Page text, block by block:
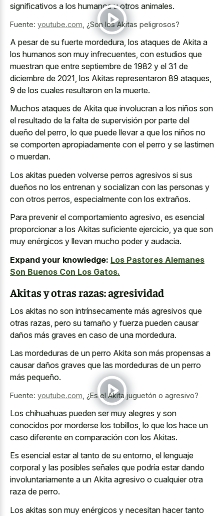
significativos a los humanos u otros animales.
Fuente: youtube.com ¿Son los Akitas peligrosos?
A pesar de su fuerte mordedura, los ataques de Akita a
los humanos son muy infrecuentes, con estudios que
muestran que entre septiembre de 1982 y el 31 de
diciembre de 2021, los Akitas representaron 89 ataques,
9 de los cuales resultaron en la muerte.
Muchos ataques de Akita que involucran a los niños son
el resultado de la falta de supervisión por parte del
dueño del perro, lo que puede llevar a que los niños no
se comporten apropiadamente con el perro y se lastimen
o muerdan.
Los akitas pueden volverse perros agresivos si sus
dueños no los entrenan y socializan con las personas y
con otros perros, especialmente con los extraños.
Para prevenir el comportamiento agresivo, es esencial
proporcionar a los Akitas suficiente ejercicio, ya que son
muy enérgicos y llevan mucho poder y audacia.
Expand your knowledge: Los Pastores Alemanes
Son Buenos Con Los Gatos.
Akitas y otras razas: agresividad
Los akitas no son intrínsecamente más agresivos que
otras razas, pero su tamaño y fuerza pueden causar
daños más graves en caso de una mordedura.
Las mordeduras de un perro Akita son más propensas a
causar daños graves que las mordeduras de un perro
más pequeño.
Fuente: youtube.com ¿Es el Akita juguetón o agresivo?
Los chihuahuas pueden ser muy alegres y son
conocidos por morderse los tobillos, lo que los hace un
caso diferente en comparación con los Akitas.
Es esencial estar al tanto de su entorno, el lenguaje
corporal y las posibles señales que podría estar dando
involuntariamente a un Akita agresivo o cualquier otra
raza de perro.
Los akitas son muy enérgicos y necesitan hacer tanto